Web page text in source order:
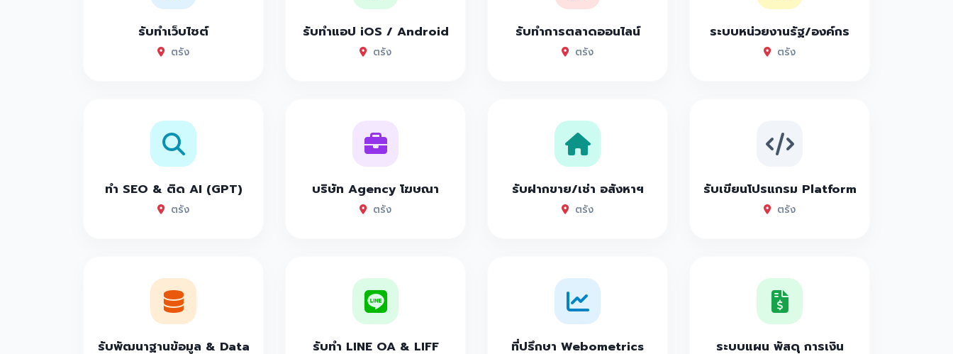
รับทำเว็บไซต์
ตรัง
รับทำแอป iOS / Android
ตรัง
รับทำการตลาดออนไลน์
ตรัง
ระบบหน่วยงานรัฐ/องค์กร
ตรัง
ทำ SEO & ติด AI (GPT)
ตรัง
บริษัท Agency โฆษณา
ตรัง
รับฝากขาย/เช่า อสังหาฯ
ตรัง
รับเขียนโปรแกรม Platform
ตรัง
รับพัฒนาฐานข้อมูล & Data รับทำ LINE OA & LIFF ที่ปรึกษา Webometrics ระบบแผน พัสดุ การเงิน